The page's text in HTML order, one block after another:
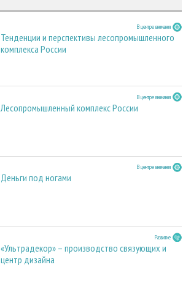
В центре внимания
Тенденции и перспективы лесопромышленного
комплекса России
В центре внимания
Лесопромышленный комплекс России
В центре внимания
Деньги под ногами
Развитие
«Ультрадекор» – производство связующих и
центр дизайна